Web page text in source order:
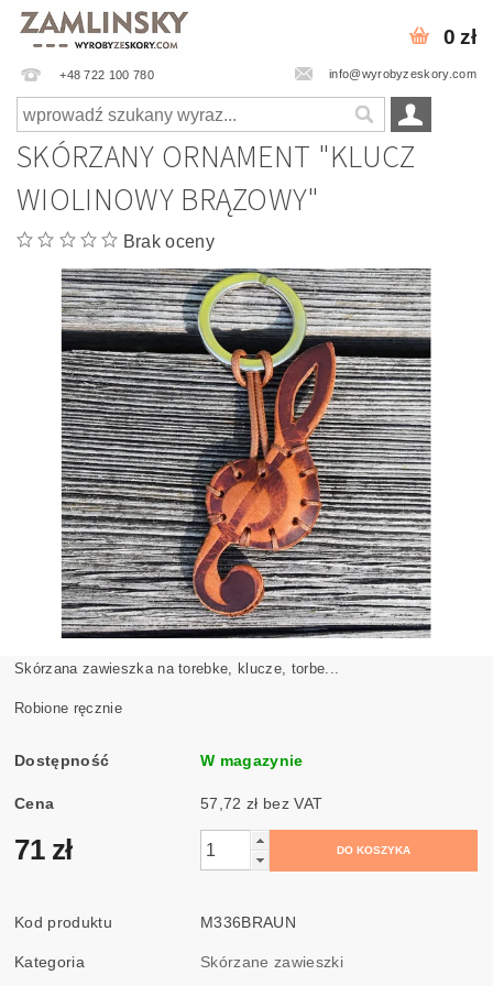
+48 722 100 780 info@wyrobyzeskory.com
0 zł
SKÓRZANY ORNAMENT "KLUCZ
WIOLINOWY BRĄZOWY"
Brak oceny
Skórzana zawieszka na torebke, klucze, torbe...
Robione ręcznie
Dostępność W magazynie
Cena 57,72 zł bez VAT
71 zł
Kod produktu M336BRAUN
Kategoria Skórzane zawieszki